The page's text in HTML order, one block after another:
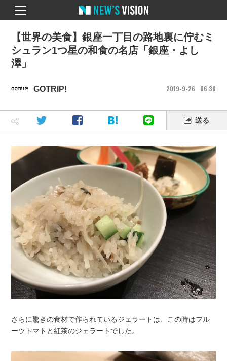
GOTRIP! 2019 9 26 06 30
【世界の美食】銀座一丁目の路地裏に佇むミ
シュラン1つ星の和食の名店「銀座・よし
澤」
送る
さらに驚きの食材で作られているジェラートは、この時はフル
ーツトマトと紅茶のジェラートでした。